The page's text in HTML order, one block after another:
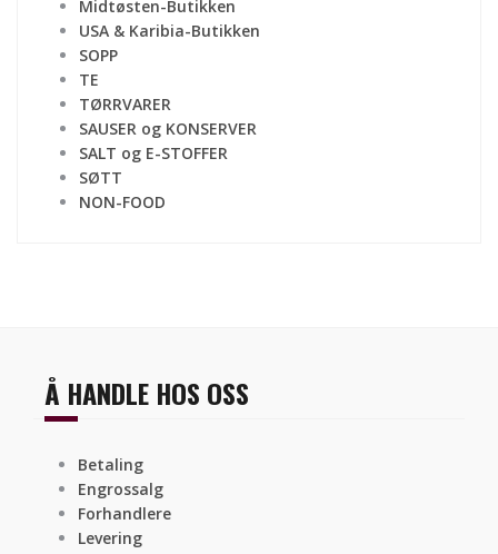
Midtøsten-Butikken
USA & Karibia-Butikken
SOPP
TE
TØRRVARER
SAUSER og KONSERVER
SALT og E-STOFFER
SØTT
NON-FOOD
Å HANDLE HOS OSS
Betaling
Engrossalg
Forhandlere
Levering